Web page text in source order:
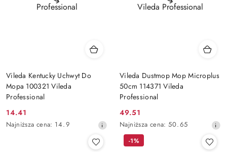
Vileda Kentucky Uchwyt Do
Mopa 100321 Vileda
Professional
Cena
promocyjna:
14.41
Najniższa
Najniższa cena: 14.9
Vileda Dustmop Mop Microplus
50cm 114371 Vileda
Professional
Cena
promocyjna:
49.51
Najniższa
cena
Najniższa cena: 50.65
-1%